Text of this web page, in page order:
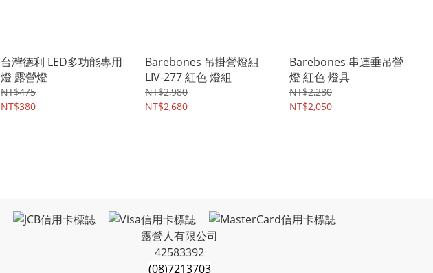
台灣德利 LED多功能專用
燈 露營燈
NT$475
NT$380
Barebones 吊掛營燈組
LIV-277 紅色 燈組
NT$2,980
NT$2,680
Barebones 串連垂吊營
燈 紅色 燈具
NT$2,280
NT$2,050
露營人有限公司
42583392
(08)7213703